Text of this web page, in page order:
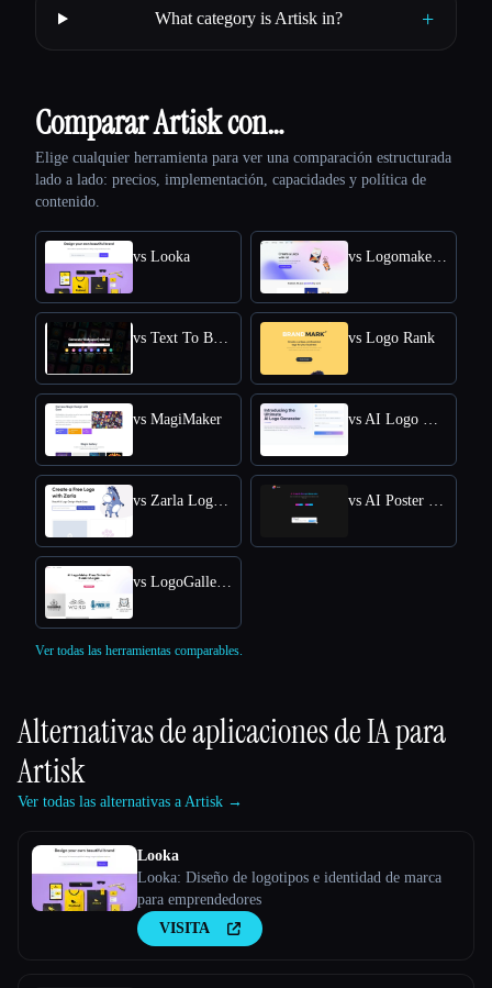
What category is Artisk in? +
Comparar Artisk con…
Elige cualquier herramienta para ver una comparación estructurada
lado a lado: precios, implementación, capacidades y política de
contenido.
vs Looka vs Logomakerr.AI
vs Text To Book Cover vs Logo Rank
vs MagiMaker vs AI Logo Generator
vs Zarla Logo Maker vs AI Poster Maker
vs LogoGalleria : AI Logo Maker with Precision Free Online
Ver todas las herramientas comparables.
Alternativas de aplicaciones de IA para
Artisk
Ver todas las alternativas a Artisk →
Looka
Looka: Diseño de logotipos e identidad de marca
para emprendedores
VISITA